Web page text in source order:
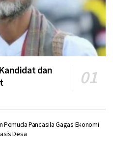
dan
Pemuda Pancasila Gagas Ekonomi
Desa